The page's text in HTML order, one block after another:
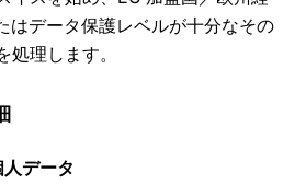
はデータ保護レベルが十分なその
理します。
データ